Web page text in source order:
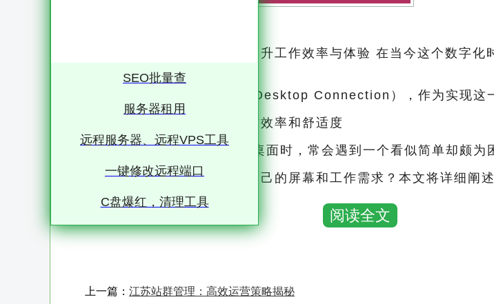
如何轻松调整远程桌面大小，提升工作效率与体验 在当今这个数字化
企业和个人的常态
而远程桌面连接（Remote Desktop Connection），作为实现这
使用体验直接关系到我们的工作效率和舒适度
然而，许多用户在使用远程桌面时，常会遇到一个看似简单却颇
程桌面的大小，以更好地适应自己的屏幕和工作需求？本文将详细阐
助大家轻松优化远程桌面设置，提升工作效率与视觉体验
不便，如频繁滚动屏幕、误触按钮等
阅读全文
上一篇： 江苏站群管理：高效运营策略揭秘
SEO批量查
服务器租用
远程服务器、远程VPS工具
一键修改远程端口
C盘爆红，清理工具